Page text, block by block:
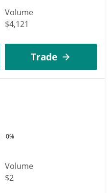
Volume
$4,121
Trade
0%
Volume
$2